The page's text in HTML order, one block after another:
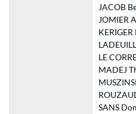
JACOB
JOMIER
LE
MADEJ
SANS